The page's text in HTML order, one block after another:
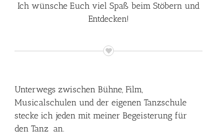
Ich wünsche Euch viel Spaß beim Stöbern und
Entdecken!
Unterwegs zwischen Bühne, Film,
Musicalschulen und der eigenen Tanzschule
stecke ich jeden mit meiner Begeisterung für
den Tanz an.